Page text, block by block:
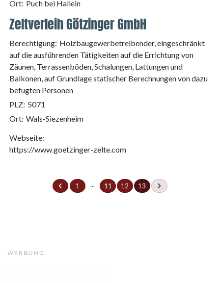
Ort: Puch bei Hallein
Zeltverleih Götzinger GmbH
Berechtigung: Holzbaugewerbetreibender, eingeschränkt
auf die ausführenden Tätigkeiten auf die Errichtung von
Zäunen, Terrassenböden, Schalungen, Lattungen und
Balkonen, auf Grundlage statischer Berechnungen von dazu
befugten Personen
PLZ: 5071
Ort: Wals-Siezenheim
Webseite:
https://www.goetzinger-zelte.com
1 ... 11 12 13
WERBUNG